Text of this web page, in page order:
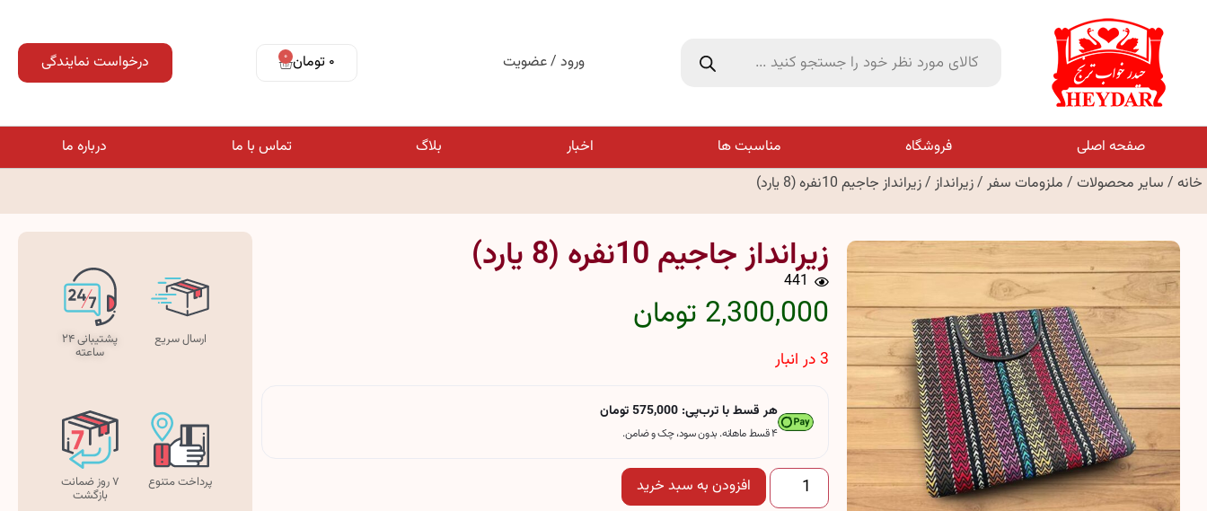
ورود / عضویت 0 تومان 0 درخواست نمایندگی
صفحه اصلی فروشگاه مناسبت ها اخبار بلاگ تماس با ما
درباره ما
خانه / سایر محصولات / ملزومات سفر /زیرانداز / زیرانداز جاجیم 10نفره (8 یارد)
زیرانداز جاجیم 10نفره (8 یارد)
441
2,300,000 تومان
3 در انبار
هر قسط با ترب‌پی: 575,000 تومان
۴ قسط ماهانه. بدون سود، چک و ضامن.
افزودن به سبد خرید
ارسال سریع پشتیبانی ۲۴
ساعته
پرداخت متنوع ۷ روز ضمانت
بازگشت